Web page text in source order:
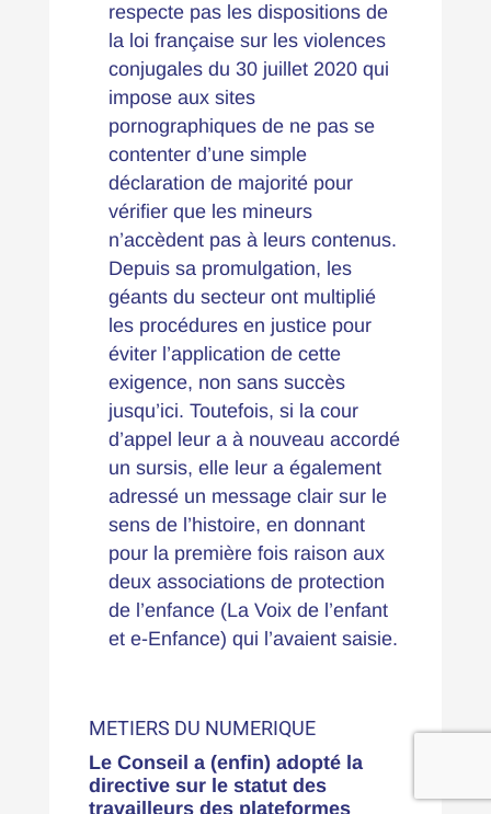
respecte pas les dispositions de
la loi française sur les violences
conjugales du 30 juillet 2020 qui
impose aux sites
pornographiques de ne pas se
contenter d’une simple
déclaration de majorité pour
vérifier que les mineurs
n’accèdent pas à leurs contenus.
Depuis sa promulgation, les
géants du secteur ont multiplié
les procédures en justice pour
éviter l’application de cette
exigence, non sans succès
jusqu’ici. Toutefois, si la cour
d’appel leur a à nouveau accordé
un sursis, elle leur a également
adressé un message clair sur le
sens de l’histoire, en donnant
pour la première fois raison aux
deux associations de protection
de l’enfance (La Voix de l’enfant
et e-Enfance) qui l’avaient saisie.
METIERS DU NUMERIQUE
Le Conseil a (enfin) adopté la
directive sur le statut des
travailleurs des plateformes